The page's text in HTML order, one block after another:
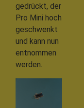
gedrückt, der
Pro Mini hoch
geschwenkt
und kann nun
entnommen
werden.